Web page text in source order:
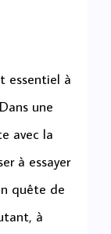
essentiel à
une
avec la
à essayer
quête de
à